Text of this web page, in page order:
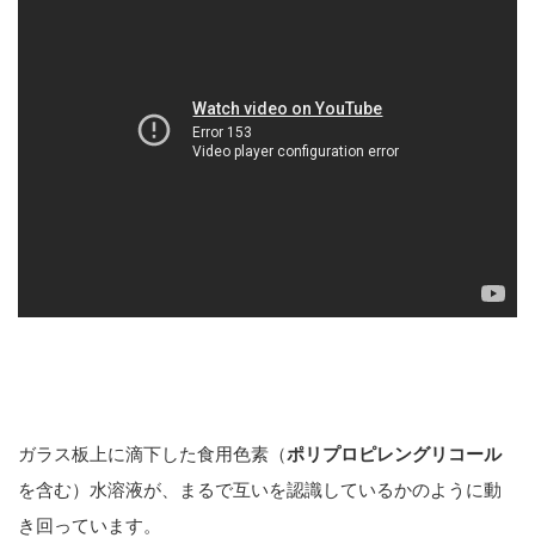
ガラス板上に滴下した食用色素（ポリプロピレングリコール
を含む）水溶液が、まるで互いを認識しているかのように動
き回っています。